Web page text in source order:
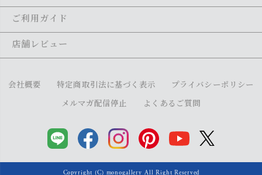
状況によって、多少前後する場合がございます。詳しくは
メール：shopping@monogallery.jp
メールの返信につきましては、1～2営業日以内にさせていただいてお
ご利用ガイド
店舗レビュー
会社概要 特定商取引法に基づく表示
プライバシーポリシー
メルマガ配信停止
よくあるご質問
Copyright (C) monogallery All Right Reserved